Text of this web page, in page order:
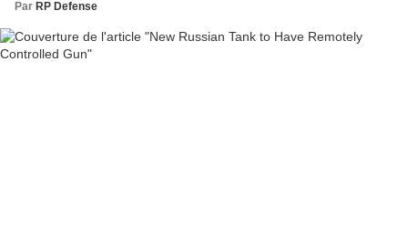
Par RP Defense